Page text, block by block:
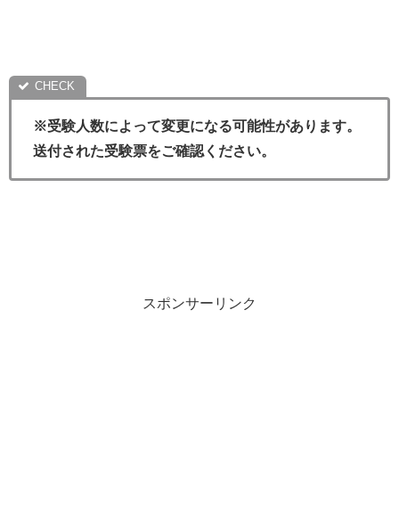
※受験人数によって変更になる可能性があります。
送付された受験票をご確認ください。
スポンサーリンク